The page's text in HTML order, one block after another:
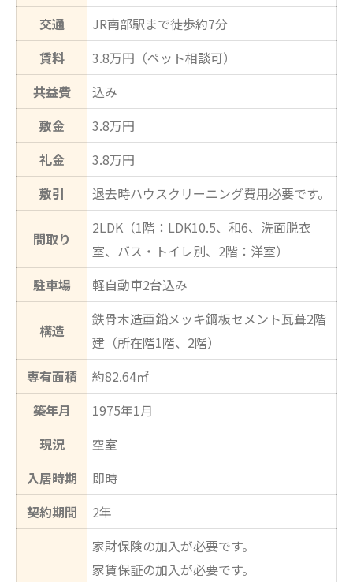
交通
JR南部駅まで徒歩約7分
賃料
3.8万円（ペット相談可）
共益費
込み
敷金
3.8万円
礼金
3.8万円
敷引
退去時ハウスクリーニング費用必要です。
間取り
2LDK（1階：LDK10.5、和6、洗面脱衣
室、バス・トイレ別、2階：洋室）
駐車場
軽自動車2台込み
構造
鉄骨木造亜鉛メッキ鋼板セメント瓦葺2階
建（所在階1階、2階）
専有面積
約82.64㎡
築年月
1975年1月
現況
空室
入居時期
即時
契約期間
2年
家財保険の加入が必要です。
家賃保証の加入が必要です。